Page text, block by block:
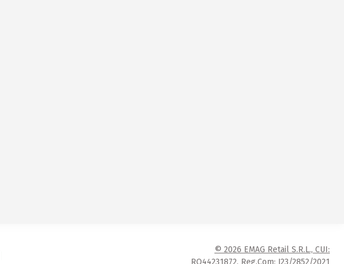
© 2026 EMAG Retail S.R.L., CUI:
RO44231872, Reg.Com: J23/2852/2021